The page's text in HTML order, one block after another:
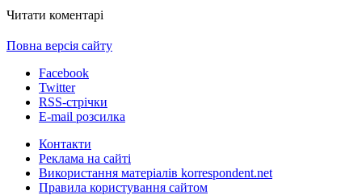
Читати коментарі
Повна версія сайту
Facebook
Twitter
RSS-стрічки
E-mail розсилка
Контакти
Реклама на сайті
Використання матеріалів korrespondent.net
Правила користування сайтом